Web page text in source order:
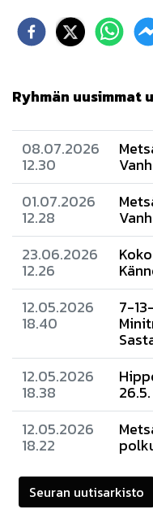
Ryhmän uusimmat
08.07.2026
12.30
01.07.2026
12.28
23.06.2026
12.26
12.05.2026
18.40
7-
12.05.2026
18.38
12.05.2026
18.22
Seuran uutisarkisto